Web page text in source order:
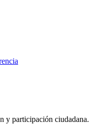
y participación ciudadana.